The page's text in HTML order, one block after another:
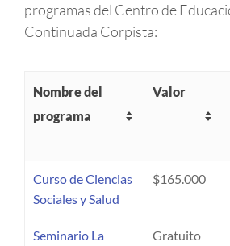
programas del Centro de
Continuada Corpista:
Nombre del
programa
Valor
Curso de Ciencias
Sociales y Salud
$165.000
Seminario La
Gratuito